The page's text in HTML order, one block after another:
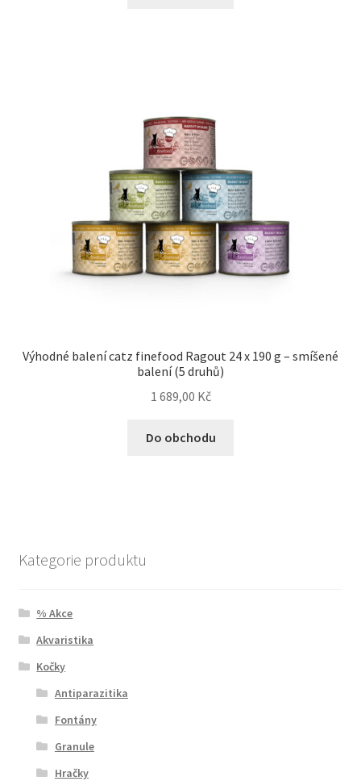
Výhodné balení catz finefood Ragout 24 x 190 g – smíšené
balení (5 druhů)
1 689,00 Kč
Do obchodu
Kategorie produktu
% Akce
Akvaristika
Kočky
Antiparazitika
Fontány
Granule
Hračky